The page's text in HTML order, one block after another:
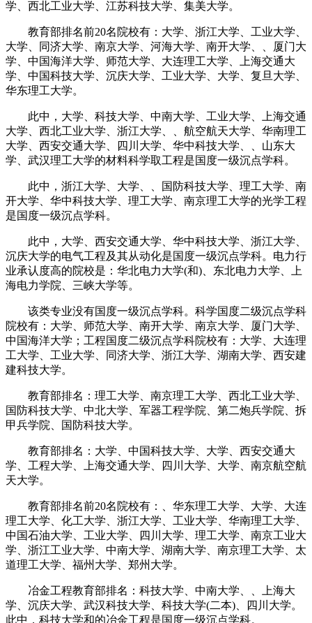
学、西北工业大学、江苏科技大学、集美大学。
教育部排名前20名院校有：大学、浙江大学、工业大学、
大学、同济大学、南京大学、河海大学、南开大学、、厦门大
学、中国海洋大学、师范大学、大连理工大学、上海交通大
学、中国科技大学、沉庆大学、工业大学、大学、复旦大学、
华东理工大学。
此中，大学、科技大学、中南大学、工业大学、上海交通
大学、西北工业大学、浙江大学、、航空航天大学、华南理工
大学、西安交通大学、四川大学、华中科技大学、、山东大
学、武汉理工大学的材料科学取工程是国度一级沉点学科。
此中，浙江大学、大学、、国防科技大学、理工大学、南
开大学、华中科技大学、理工大学、南京理工大学的光学工程
是国度一级沉点学科。
此中，大学、西安交通大学、华中科技大学、浙江大学、
沉庆大学的电气工程及其从动化是国度一级沉点学科。电力行
业承认度高的院校是：华北电力大学(和)、东北电力大学、上
海电力学院、三峡大学等。
该类专业没有国度一级沉点学科。科学国度二级沉点学科
院校有：大学、师范大学、南开大学、南京大学、厦门大学、
中国海洋大学；工程国度二级沉点学科院校有：大学、大连理
工大学、工业大学、同济大学、浙江大学、湖南大学、西安建
建科技大学。
教育部排名：理工大学、南京理工大学、西北工业大学、
国防科技大学、中北大学、军器工程学院、第二炮兵学院、拆
甲兵学院、国防科技大学。
教育部排名：大学、中国科技大学、大学、西安交通大
学、工程大学、上海交通大学、四川大学、大学、南京航空航
天大学。
教育部排名前20名院校有：、华东理工大学、大学、大连
理工大学、化工大学、浙江大学、工业大学、华南理工大学、
中国石油大学、工业大学、四川大学、理工大学、南京工业大
学、浙江工业大学、中南大学、湖南大学、南京理工大学、太
道理工大学、福州大学、郑州大学。
冶金工程教育部排名：科技大学、中南大学、、上海大
学、沉庆大学、武汉科技大学、科技大学(二本)、四川大学。
此中，科技大学和的冶金工程是国度一级沉点学科。